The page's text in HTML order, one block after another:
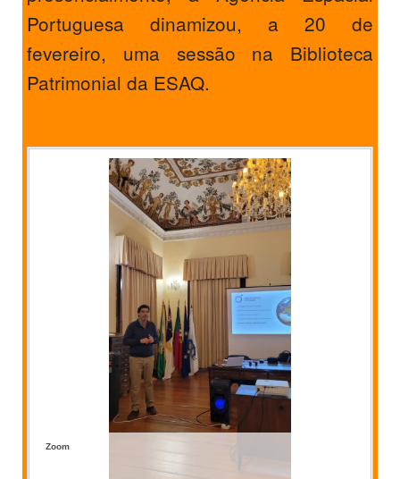
Portuguesa dinamizou, a 20 de
fevereiro, uma sessão na Biblioteca
Patrimonial da ESAQ.
Zoom